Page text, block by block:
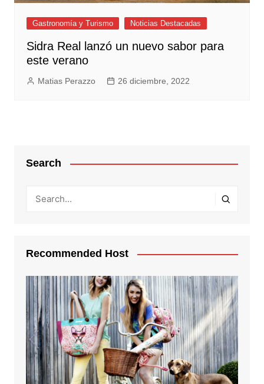
Gastronomía y Turismo Noticias Destacadas
Sidra Real lanzó un nuevo sabor para
este verano
Matias Perazzo 26 diciembre, 2022
Search
Recommended Host